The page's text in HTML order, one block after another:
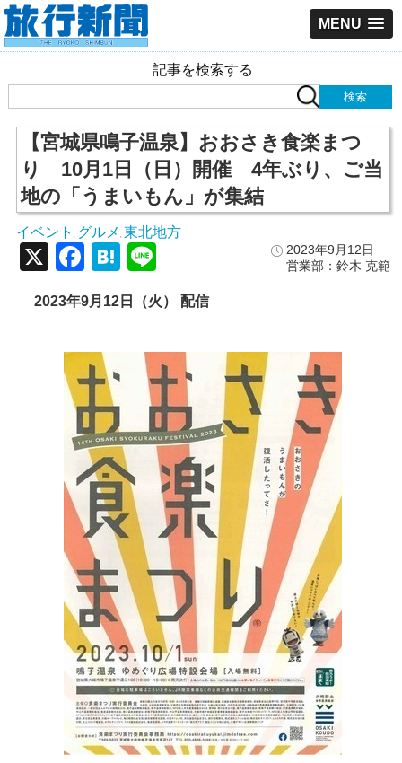
MENU
記事を検索する
【宮城県鳴子温泉】おおさき食楽まつ
り 10月1日（日）開催 4年ぶり、ご当
地の「うまいもん」が集結
イベント グルメ 東北地方
2023年9月12日
営業部：鈴木 克範
X Facebook
Hatena
2023年9月12日（火） 配信